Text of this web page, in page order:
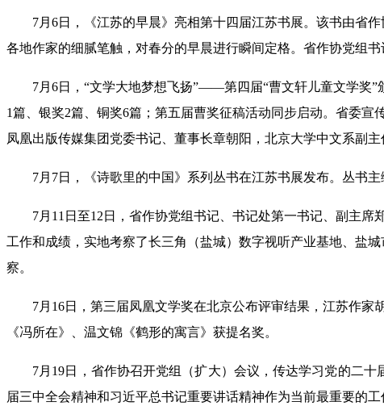
7月6日，《江苏的早晨》亮相第十四届江苏书展。该书由省
各地作家的细腻笔触，对春分的早晨进行瞬间定格。省作协党组
7月6日，“文学大地梦想飞扬”——第四届“曹文轩儿童文学奖
1篇、银奖2篇、铜奖6篇；第五届曹奖征稿活动同步启动。省委
凤凰出版传媒集团党委书记、董事长章朝阳，北京大学中文系副
7月7日，《诗歌里的中国》系列丛书在江苏书展发布。丛书
7月11日至12日，省作协党组书记、书记处第一书记、副主
工作和成绩，实地考察了长三角（盐城）数字视听产业基地、盐
察。
7月16日，第三届凤凰文学奖在北京公布评审结果，江苏作
《冯所在》、温文锦《鹤形的寓言》获提名奖。
7月19日，省作协召开党组（扩大）会议，传达学习党的二
届三中全会精神和习近平总书记重要讲话精神作为当前最重要的